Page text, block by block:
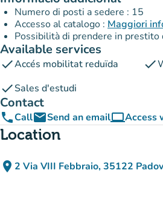
Numero di posti a sedere : 15
Accesso al catalogo : Maggiori
Possibilità di prendere in prestito
Available services
checkAccés mobilitat reduïda check
checkSales d'estudi
Contact
phoneCallemailSend an emailcomputerAccess
Location
place 2 Via VIII Febbraio, 35122
(open in
(new tab)